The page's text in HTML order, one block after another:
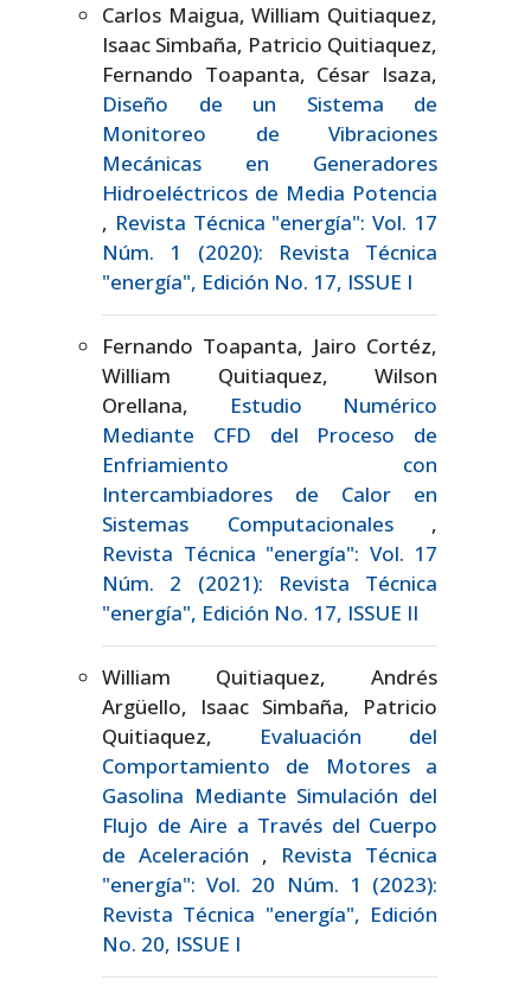
Carlos Maigua, William Quitiaquez,
Isaac Simbaña, Patricio Quitiaquez,
Fernando Toapanta, César Isaza,
Diseño de un Sistema de
Monitoreo de Vibraciones
Mecánicas en Generadores
Hidroeléctricos de Media Potencia
, Revista Técnica "energía": Vol. 17
Núm. 1 (2020): Revista Técnica
"energía", Edición No. 17, ISSUE I
Fernando Toapanta, Jairo Cortéz,
William Quitiaquez, Wilson
Orellana,
Estudio Numérico
Mediante CFD del Proceso de
Enfriamiento con
Intercambiadores de Calor en
Sistemas Computacionales ,
Revista Técnica "energía": Vol. 17
Núm. 2 (2021): Revista Técnica
"energía", Edición No. 17, ISSUE II
William Quitiaquez, Andrés
Argüello, Isaac Simbaña, Patricio
Quitiaquez, Evaluación del
Comportamiento de Motores a
Gasolina Mediante Simulación del
Flujo de Aire a Través del Cuerpo
de Aceleración , Revista Técnica
"energía": Vol. 20 Núm. 1 (2023):
Revista Técnica "energía", Edición
No. 20, ISSUE I